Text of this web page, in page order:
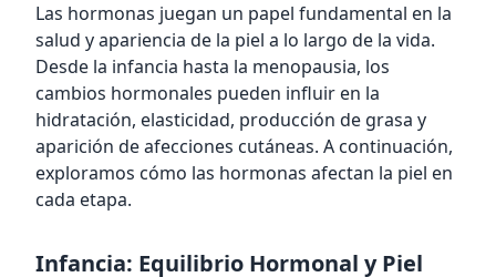
Las hormonas juegan un papel fundamental en la
salud y apariencia de la piel a lo largo de la vida.
Desde la infancia hasta la menopausia, los
cambios hormonales pueden influir en la
hidratación, elasticidad, producción de grasa y
aparición de afecciones cutáneas. A continuación,
exploramos cómo las hormonas afectan la piel en
cada etapa.
Infancia: Equilibrio Hormonal y Piel